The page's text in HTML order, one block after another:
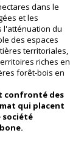
dans le
et les
l'atténuation du
des espaces
territoriales,
riches en
forêt-bois en
confronté des
qui placent
société